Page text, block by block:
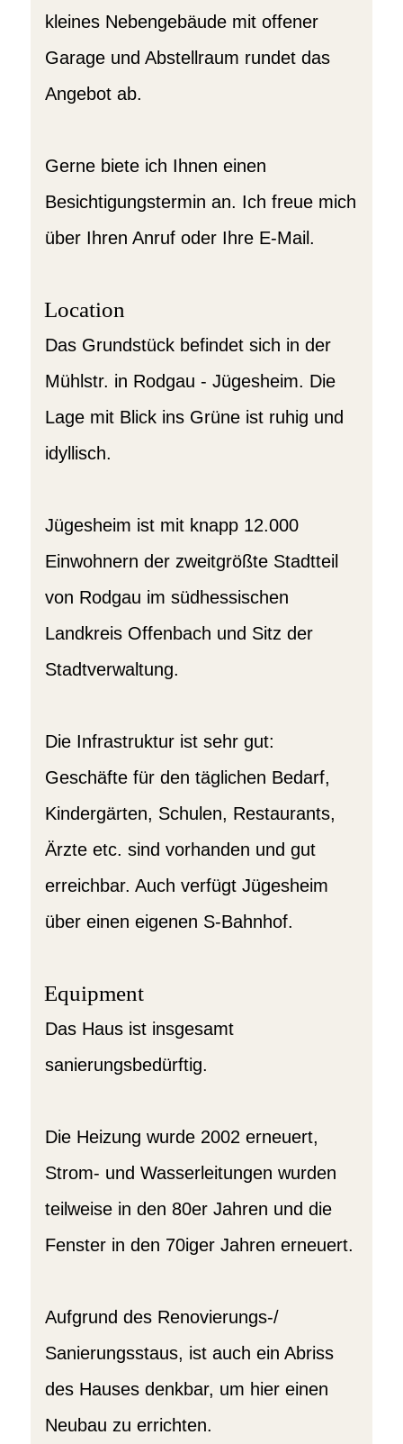
kleines Nebengebäude mit offener
Garage und Abstellraum rundet das
Angebot ab.
Gerne biete ich Ihnen einen
Besichtigungstermin an. Ich freue mich
über Ihren Anruf oder Ihre E-Mail.
Location
Das Grundstück befindet sich in der
Mühlstr. in Rodgau - Jügesheim. Die
Lage mit Blick ins Grüne ist ruhig und
idyllisch.
Jügesheim ist mit knapp 12.000
Einwohnern der zweitgrößte Stadtteil
von Rodgau im südhessischen
Landkreis Offenbach und Sitz der
Stadtverwaltung.
Die Infrastruktur ist sehr gut:
Geschäfte für den täglichen Bedarf,
Kindergärten, Schulen, Restaurants,
Ärzte etc. sind vorhanden und gut
erreichbar. Auch verfügt Jügesheim
über einen eigenen S-Bahnhof.
Equipment
Das Haus ist insgesamt
sanierungsbedürftig.
Die Heizung wurde 2002 erneuert,
Strom- und Wasserleitungen wurden
teilweise in den 80er Jahren und die
Fenster in den 70iger Jahren erneuert.
Aufgrund des Renovierungs-/
Sanierungsstaus, ist auch ein Abriss
des Hauses denkbar, um hier einen
Neubau zu errichten.